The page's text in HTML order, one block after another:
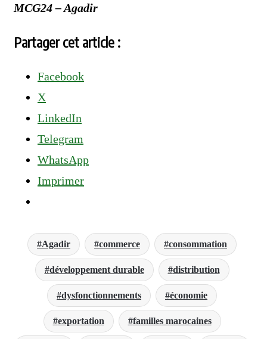
MCG24 – Agadir
Partager cet article :
Facebook
X
LinkedIn
Telegram
WhatsApp
Imprimer
Agadir commerce consommation
développement durable distribution
dysfonctionnements économie
exportation familles marocaines